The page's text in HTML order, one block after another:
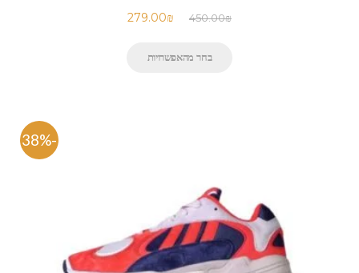
450.00₪
279.00₪
בחר מהאפשרויות
-38%